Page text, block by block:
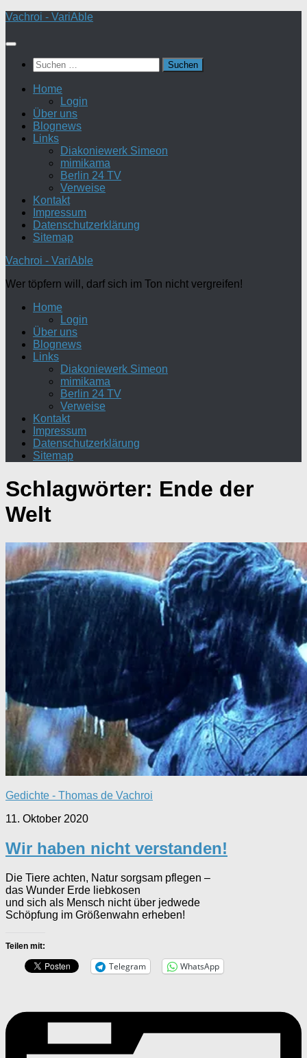
Zum
springen
Vachroi - VariAble
Suchen
nach:
Home
Login
Über uns
Blognews
Links
Diakoniewerk Simeon
mimikama
Berlin 24 TV
Verweise
Kontakt
Impressum
Datenschutzerklärung
Sitemap
Vachroi - VariAble
Wer töpfern will, darf sich im Ton nicht vergreifen!
Home
Login
Über uns
Blognews
Links
Diakoniewerk Simeon
mimikama
Berlin 24 TV
Verweise
Kontakt
Impressum
Datenschutzerklärung
Sitemap
Schlagwörter: Ende der
Welt
Gedichte - Thomas de Vachroi
11. Oktober 2020
Wir haben nicht verstanden!
Die Tiere achten, Natur sorgsam pflegen –
das Wunder Erde liebkosen
und sich als Mensch nicht über jedwede
Schöpfung im Größenwahn erheben!
Teilen mit:
Telegram WhatsApp